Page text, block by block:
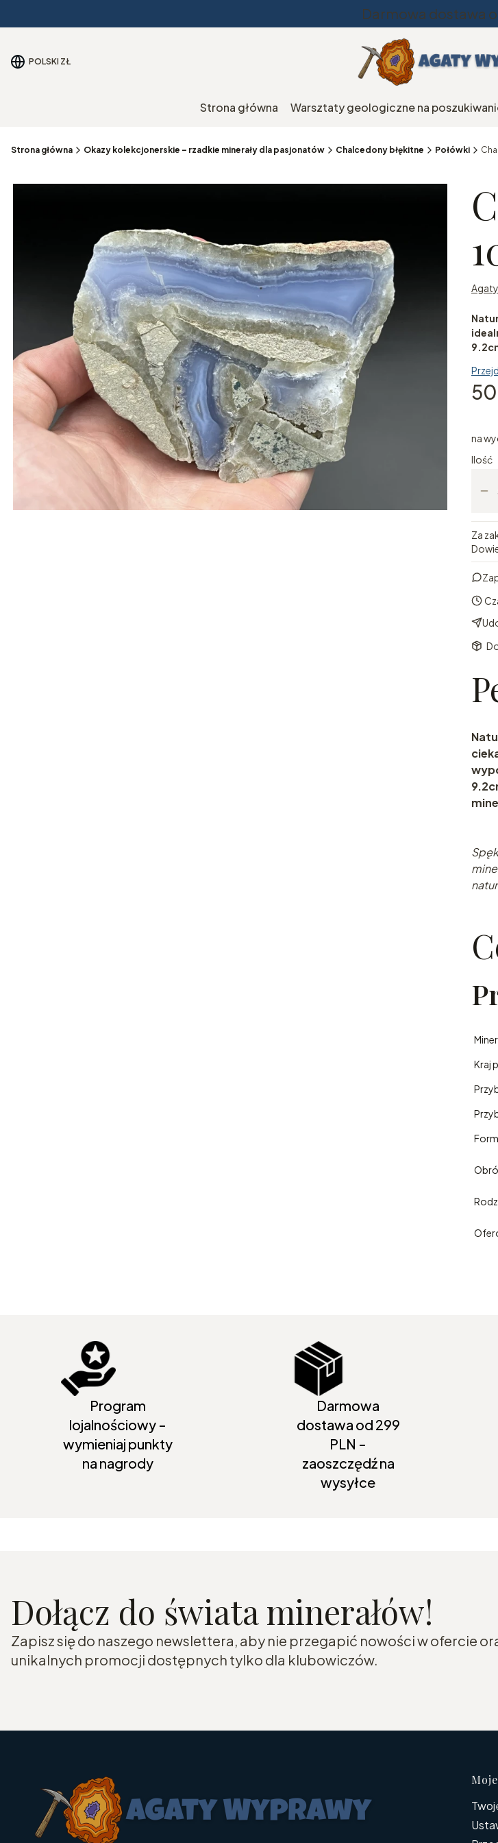
Darmowa dostawa
POLSKI ZŁ
Strona główna Warsztaty geologiczne na
Strona główna Okazy kolekcjonerskie – rzadkie minerały dla pasjonatów Chalcedony błękitne Połówki
na
Ilość
Za
Spę
Kraj
Program
lojalnościowy -
wymieniaj punkty
na nagrody
Darmowa
dostawa od 299
PLN -
zaoszczędź na
wysyłce
Dołącz do świata minerałów!
Zapisz się do naszego newslettera, aby nie przegapić nowości w ofercie
unikalnych promocji dostępnych tylko dla klubowiczów.